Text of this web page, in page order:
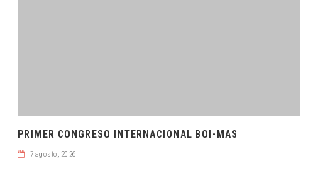
PRIMER CONGRESO INTERNACIONAL BOI-MAS
7 agosto, 2026